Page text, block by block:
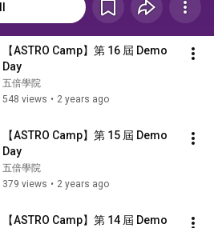
【ASTRO Camp】第 16 屆 Demo
Day
五倍學院
548 views • 2 years ago
【ASTRO Camp】第 15 屆 Demo
Day
五倍學院
379 views • 2 years ago
【ASTRO Camp】第 14 屆 Demo